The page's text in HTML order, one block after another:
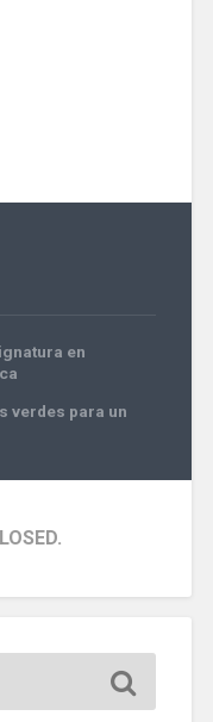
en
verdes para un